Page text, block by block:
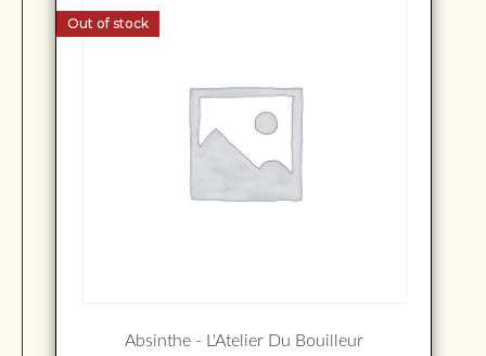
Out of stock
Absinthe - L'Atelier Du Bouilleur